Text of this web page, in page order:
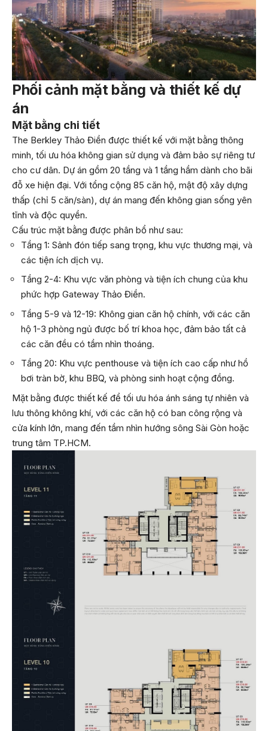
Phối cảnh mặt bằng và thiết kế dự
án
Mặt bằng chi tiết
The Berkley Thảo Điền được thiết kế với mặt bằng thông
minh, tối ưu hóa không gian sử dụng và đảm bảo sự riêng tư
cho cư dân. Dự án gồm 20 tầng và 1 tầng hầm dành cho bãi
đỗ xe hiện đại. Với tổng cộng 85 căn hộ, mật độ xây dựng
thấp (chỉ 5 căn/sàn), dự án mang đến không gian sống yên
tĩnh và độc quyền.
Cấu trúc mặt bằng được phân bổ như sau:
Tầng 1: Sảnh đón tiếp sang trọng, khu vực thương mại, và
các tiện ích dịch vụ.
Tầng 2-4: Khu vực văn phòng và tiện ích chung của khu
phức hợp Gateway Thảo Điền.
Tầng 5-9 và 12-19: Không gian căn hộ chính, với các căn
hộ 1-3 phòng ngủ được bố trí khoa học, đảm bảo tất cả
các căn đều có tầm nhìn thoáng.
Tầng 20: Khu vực penthouse và tiện ích cao cấp như hồ
bơi tràn bờ, khu BBQ, và phòng sinh hoạt cộng đồng.
Mặt bằng được thiết kế để tối ưu hóa ánh sáng tự nhiên và
lưu thông không khí, với các căn hộ có ban công rộng và
cửa kính lớn, mang đến tầm nhìn hướng sông Sài Gòn hoặc
trung tâm TP.HCM.